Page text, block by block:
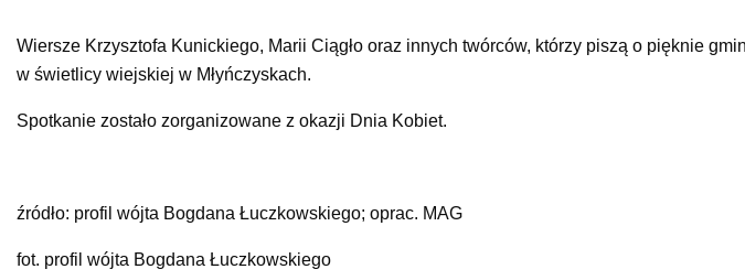
Wiersze Krzysztofa Kunickiego, Marii Ciągło oraz innych twórców, którzy piszą o pięknie
w świetlicy wiejskiej w Młyńczyskach.
Spotkanie zostało zorganizowane z okazji Dnia Kobiet.
źródło: profil wójta Bogdana Łuczkowskiego; oprac. MAG
fot. profil wójta Bogdana Łuczkowskiego